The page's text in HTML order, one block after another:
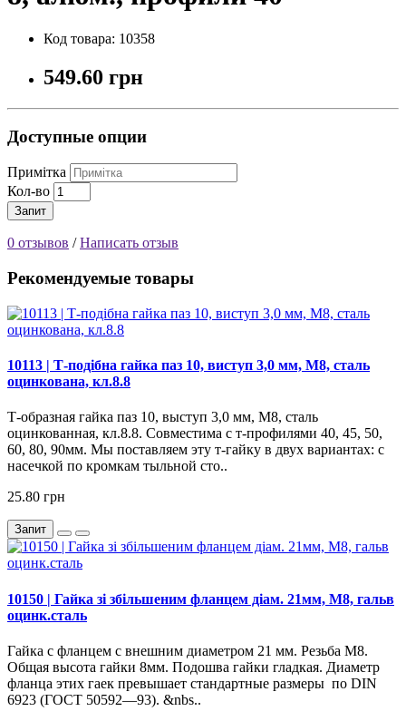
Код товара: 10358
549.60 грн
Доступные опции
Примітка
Кол-во
Запит
0 отзывов /Написать отзыв
Рекомендуемые товары
10113 | Т-подібна гайка паз 10, виступ 3,0 мм, М8, сталь
оцинкована, кл.8.8
Т-образная гайка паз 10, выступ 3,0 мм, М8, сталь
оцинкованная, кл.8.8. Совместима с т-профилями 40, 45, 50,
60, 80, 90мм. Мы поставляем эту т-гайку в двух вариантах: с
насечкой по кромкам тыльной сто..
25.80 грн
Запит
10150 | Гайка зi збільшеним фланцем діам. 21мм, М8, гальв
оцинк.сталь
Гайка с фланцем с внешним диаметром 21 мм. Резьба М8.
Общая высота гайки 8мм. Подошва гайки гладкая. Диаметр
фланца этих гаек превышает стандартные размеры по DIN
6923 (ГОСТ 50592—93). &nbs..